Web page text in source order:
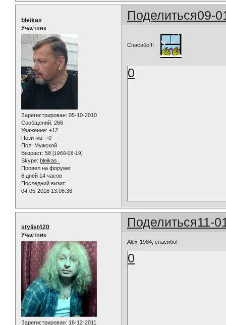
Поделиться09-
bleikas
Участник
Зарегистрирован: 05-10-2010
Сообщений: 266
Уважение: +12
Позитив: +0
Пол: Мужской
Возраст: 58 [1968-06-19]
Skype: bleikas_
Провел на форуме:
6 дней 14 часов
Последний визит:
04-05-2018 13:08:36
Спасибо!!!
0
Поделиться11-
stylist420
Участник
Зарегистрирован: 16-12-2011
Alex-1984, спасибо!
0